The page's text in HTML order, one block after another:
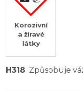
Korozivní
a žíravé
látky
H318 Způsobuje